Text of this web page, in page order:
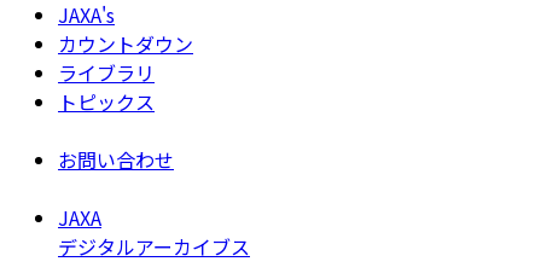
JAXA's
カウントダウン
ライブラリ
トピックス
お問い合わせ
JAXA
デジタルアーカイブス